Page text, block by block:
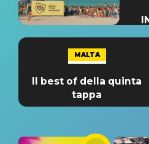
MALTA
Il best of della quinta
tappa